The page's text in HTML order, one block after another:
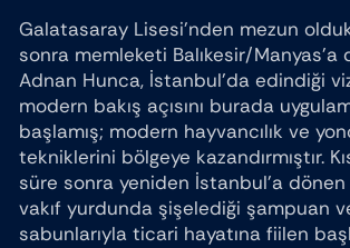
Galatasaray Lisesi’nden mezun
sonra memleketi Balıkesir/Manyas’a
Adnan Hunca, İstanbul’da edindiği
modern bakış açısını burada
başlamış; modern hayvancılık ve
tekniklerini bölgeye kazandırmıştır.
süre sonra yeniden İstanbul’a dönen
vakıf yurdunda şişelediği şampuan
sabunlarıyla ticari hayatına fiilen